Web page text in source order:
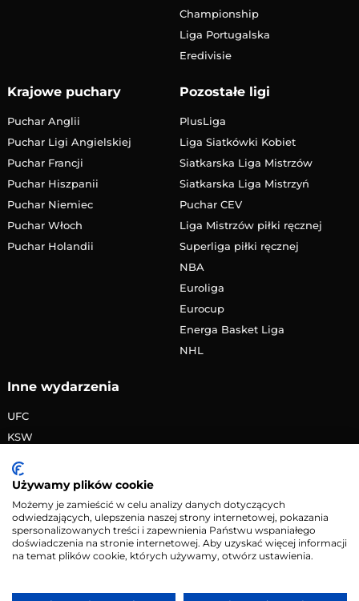
Championship
Liga Portugalska
Eredivisie
Krajowe puchary
Puchar Anglii
Puchar Ligi Angielskiej
Puchar Francji
Puchar Hiszpanii
Puchar Niemiec
Puchar Włoch
Puchar Holandii
Pozostałe ligi
PlusLiga
Liga Siatkówki Kobiet
Siatkarska Liga Mistrzów
Siatkarska Liga Mistrzyń
Puchar CEV
Liga Mistrzów piłki ręcznej
Superliga piłki ręcznej
NBA
Euroliga
Eurocup
Energa Basket Liga
NHL
Inne wydarzenia
UFC
KSW
PRIME MMA
Żużlowa Ekstraliga
Speedway Grand Prix
Skoki narciarskie
Używamy plików cookie
Możemy je zamieścić w celu analizy danych dotyczących
odwiedzających, ulepszenia naszej strony internetowej, pokazania
spersonalizowanych treści i zapewnienia Państwu wspaniałego
doświadczenia na stronie internetowej. Aby uzyskać więcej informacji
na temat plików cookie, których używamy, otwórz ustawienia.